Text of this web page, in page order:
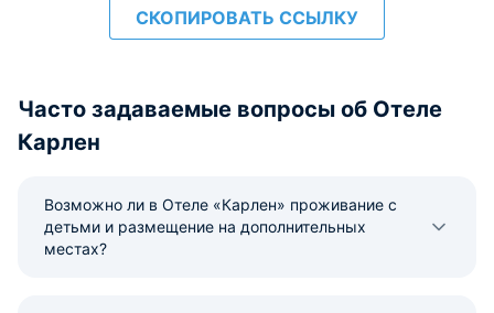
СКОПИРОВАТЬ ССЫЛКУ
Часто задаваемые вопросы об Отеле
Карлен
Возможно ли в Отеле «Карлен» проживание с
детьми и размещение на дополнительных
местах?